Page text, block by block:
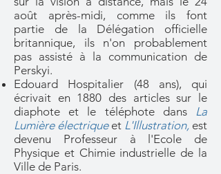
août après-midi, comme ils font
partie de la Délégation officielle
britannique, ils n'on probablement
pas assisté à la communication de
Perskyi.
Edouard Hospitalier (48 ans), qui
écrivait en 1880 des articles sur le
diaphote et le téléphote dans La
Lumière électriqueet L'Illustration, est
devenu Professeur à l'Ecole de
Physique et Chimie industrielle de la
Ville de Paris.